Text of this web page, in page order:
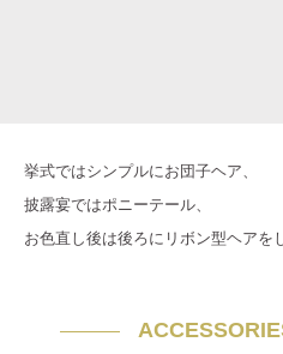
挙式ではシンプルにお団子ヘア、
披露宴ではポニーテール、
お色直し後は後ろにリボン型ヘアを